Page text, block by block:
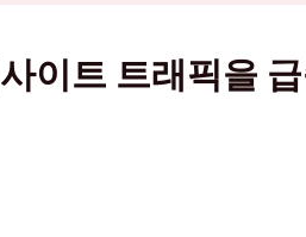
이트 트래픽을